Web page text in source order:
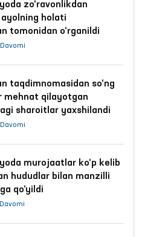
zo‘ravonlikdan
holati
tomonidan o‘rganildi
Davomi
taqdimnomasidan so‘ng
mehnat qilayotgan
sharoitlar yaxshilandi
Davomi
murojaatlar ko‘p kelib
hududlar bilan manzilli
qo‘yildi
Davomi